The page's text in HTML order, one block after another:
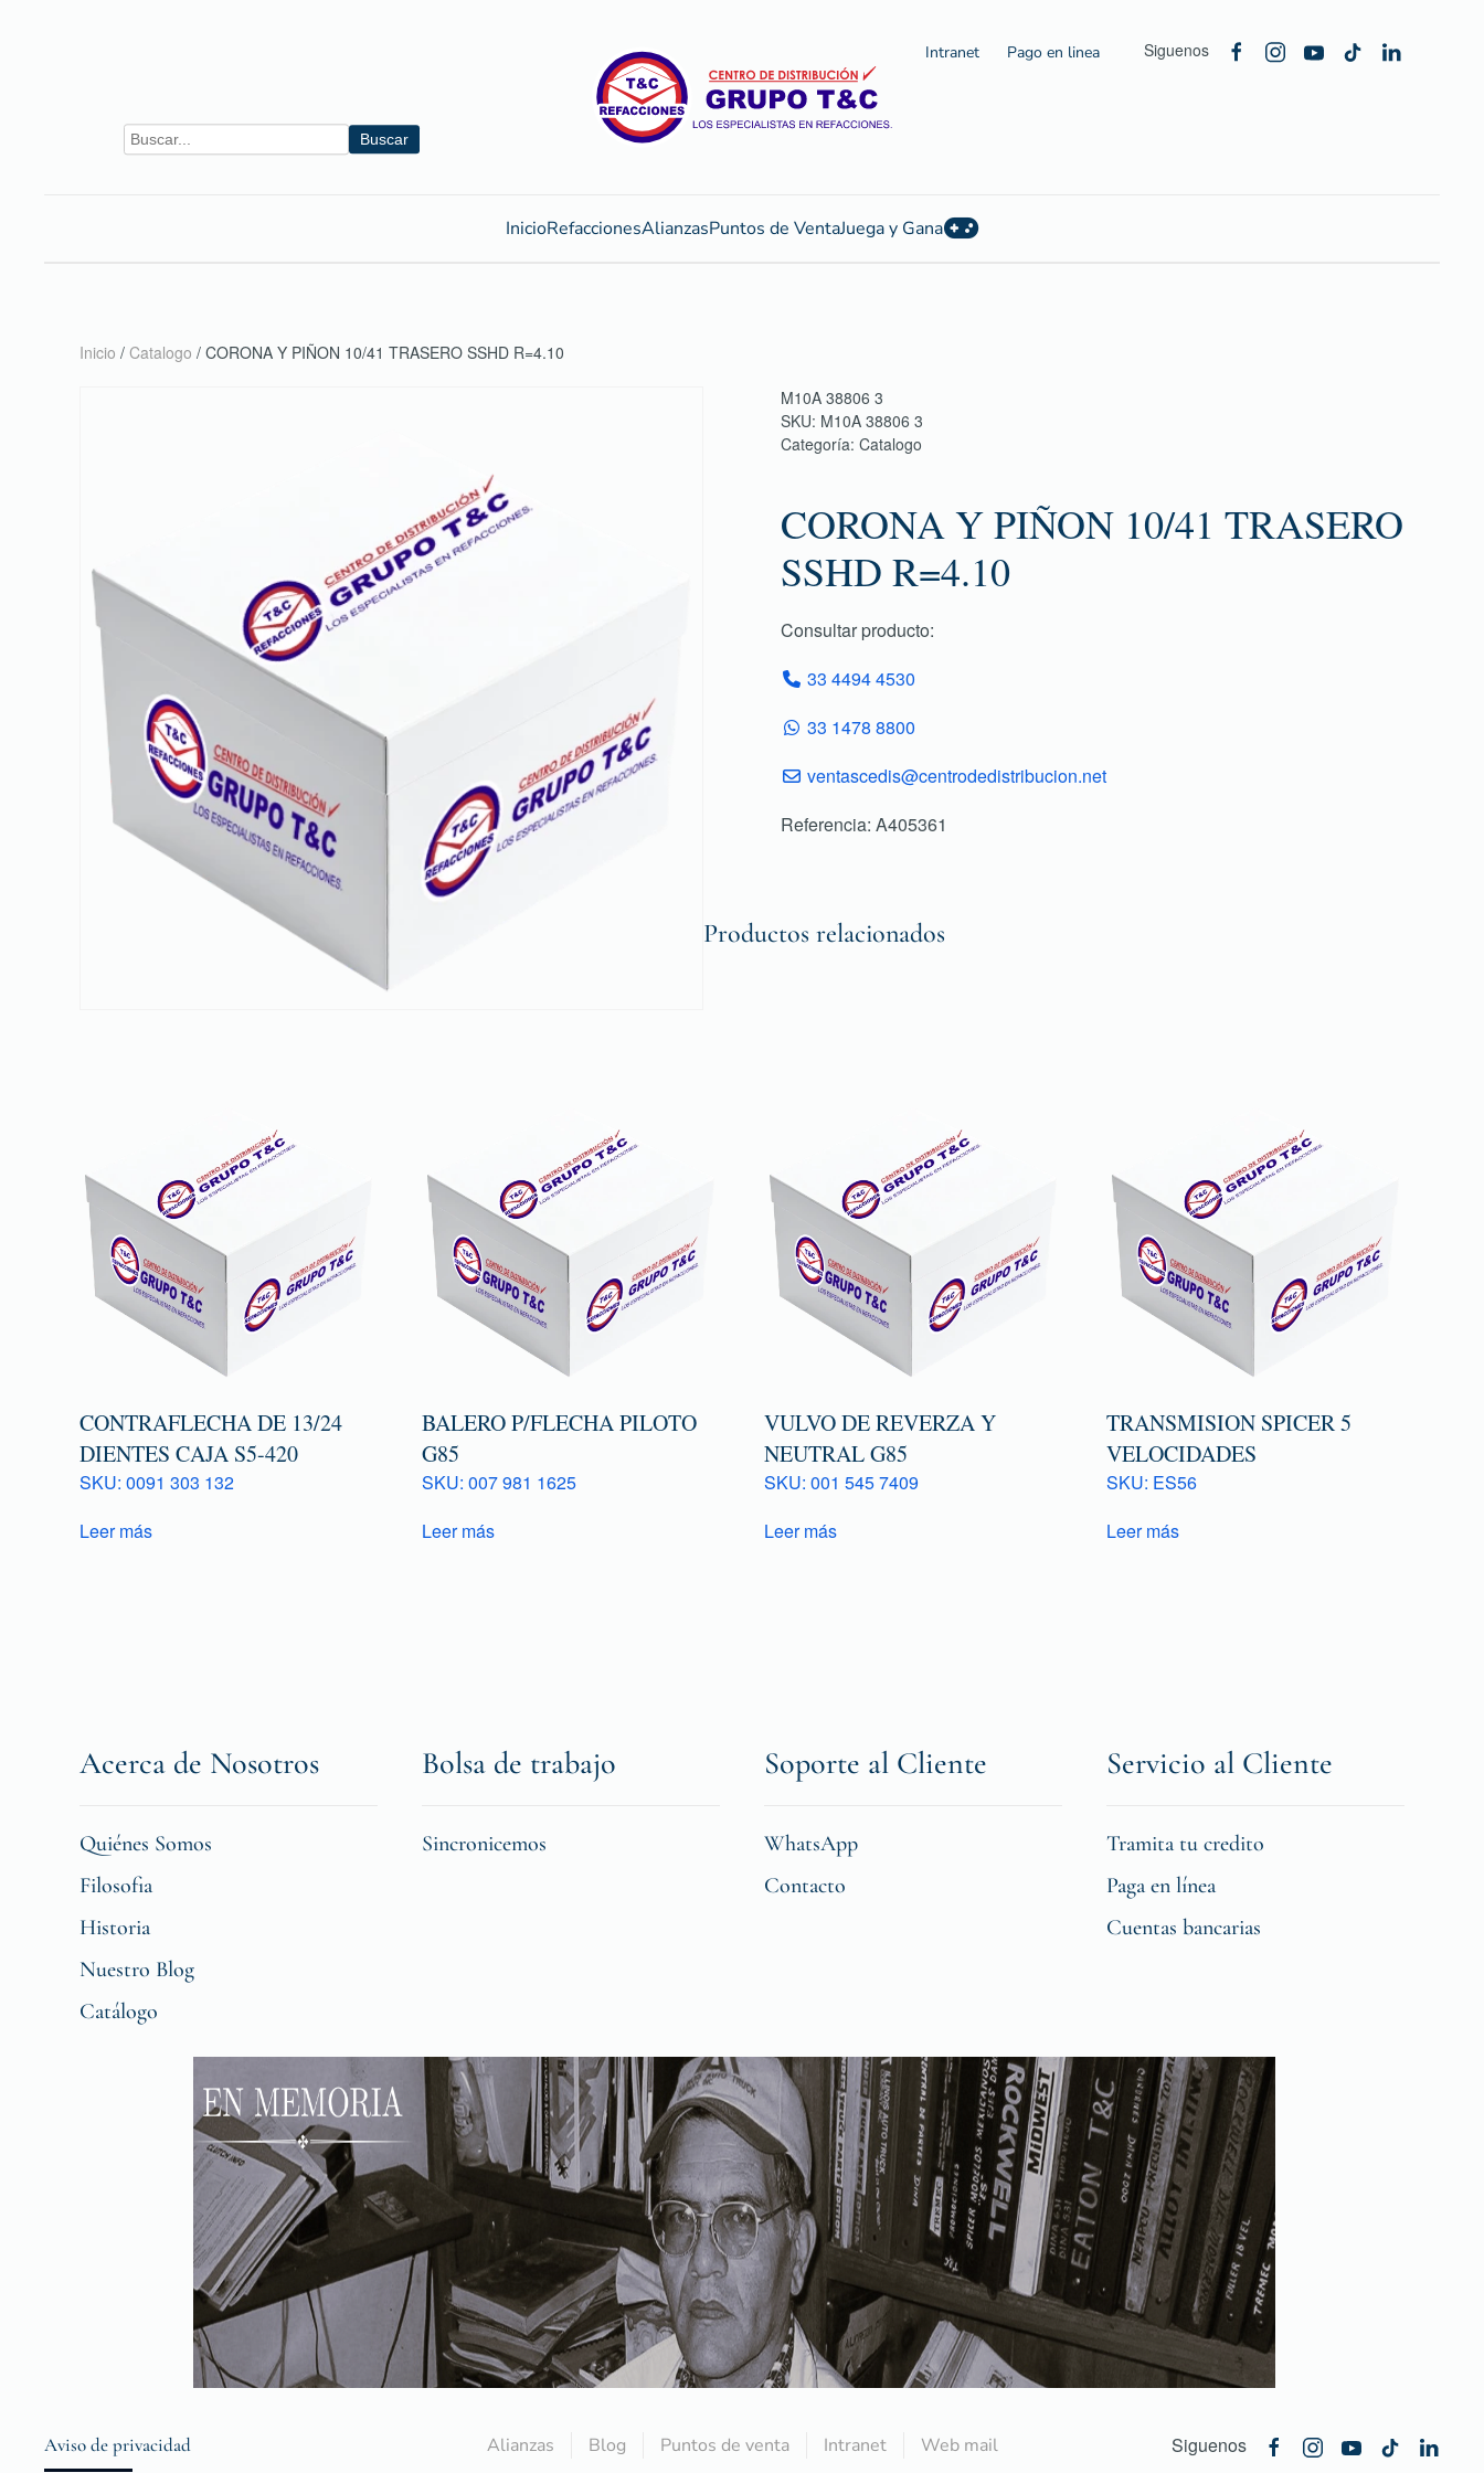
Buscar
Intranet Pago en linea Siguenos
InicioRefaccionesAlianzasPuntos de VentaJuega y Gana
Inicio / Catalogo / CORONA Y PIÑON 10/41 TRASERO SSHD R=4.10
M10A 38806 3
SKU: M10A 38806 3
Categoría: Catalogo
CORONA Y PIÑON 10/41 TRASERO
SSHD R=4.10
Consultar producto:
33 4494 4530
33 1478 8800
ventascedis@centrodedistribucion.net
Referencia: A405361
Productos relacionados
CONTRAFLECHA DE 13/24
DIENTES CAJA S5-420
SKU: 0091 303 132
Leer más
BALERO P/FLECHA PILOTO
G85
SKU: 007 981 1625
Leer más
VULVO DE REVERZA Y
NEUTRAL G85
SKU: 001 545 7409
Leer más
TRANSMISION SPICER 5
VELOCIDADES
SKU: ES56
Leer más
Acerca de Nosotros
Quiénes Somos
Filosofia
Historia
Nuestro Blog
Catálogo
Bolsa de trabajo
Sincronicemos
Soporte al Cliente
WhatsApp
Contacto
Servicio al Cliente
Tramita tu credito
Paga en línea
Cuentas bancarias
Aviso de privacidad Alianzas Blog Puntos de venta Intranet Web mail Siguenos